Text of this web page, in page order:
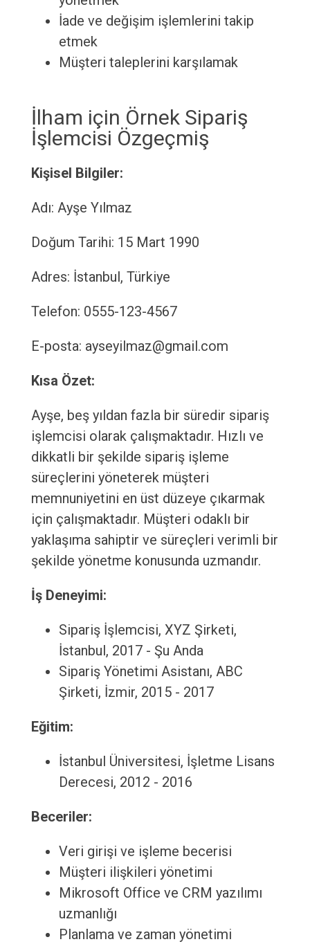
İade ve değişim işlemlerini takip
etmek
Müşteri taleplerini karşılamak
İlham için Örnek Sipariş
İşlemcisi Özgeçmiş
Kişisel Bilgiler:
Adı: Ayşe Yılmaz
Doğum Tarihi: 15 Mart 1990
Adres: İstanbul, Türkiye
Telefon: 0555-123-4567
E-posta: ayseyilmaz@gmail.com
Kısa Özet:
Ayşe, beş yıldan fazla bir süredir sipariş
işlemcisi olarak çalışmaktadır. Hızlı ve
dikkatli bir şekilde sipariş işleme
süreçlerini yöneterek müşteri
memnuniyetini en üst düzeye çıkarmak
için çalışmaktadır. Müşteri odaklı bir
yaklaşıma sahiptir ve süreçleri verimli bir
şekilde yönetme konusunda uzmandır.
İş Deneyimi:
Sipariş İşlemcisi, XYZ Şirketi,
İstanbul, 2017 - Şu Anda
Sipariş Yönetimi Asistanı, ABC
Şirketi, İzmir, 2015 - 2017
Eğitim:
İstanbul Üniversitesi, İşletme Lisans
Derecesi, 2012 - 2016
Beceriler:
Veri girişi ve işleme becerisi
Müşteri ilişkileri yönetimi
Mikrosoft Office ve CRM yazılımı
uzmanlığı
Planlama ve zaman yönetimi